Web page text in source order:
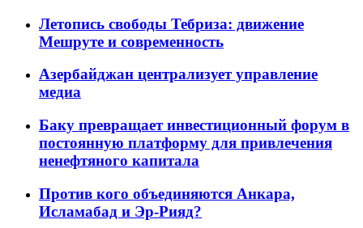
Летопись свободы Тебриза: движение
Мешруте и современность
Азербайджан централизует управление
медиа
Баку превращает инвестиционный форум в
постоянную платформу для привлечения
ненефтяного капитала
Против кого объединяются Анкара,
Исламабад и Эр-Рияд?